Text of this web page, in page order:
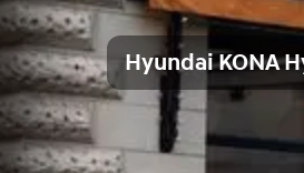
Hyundai KONA